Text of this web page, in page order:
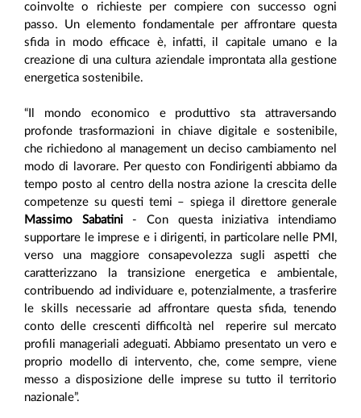
coinvolte o richieste per compiere con successo ogni
passo. Un elemento fondamentale per affrontare questa
sfida in modo efficace è, infatti, il capitale umano e la
creazione di una cultura aziendale improntata alla gestione
energetica sostenibile.
“Il mondo economico e produttivo sta attraversando
profonde trasformazioni in chiave digitale e sostenibile,
che richiedono al management un deciso cambiamento nel
modo di lavorare. Per questo con Fondirigenti abbiamo da
tempo posto al centro della nostra azione la crescita delle
competenze su questi temi – spiega il direttore generale
Massimo Sabatini - Con questa iniziativa intendiamo
supportare le imprese e i dirigenti, in particolare nelle PMI,
verso una maggiore consapevolezza sugli aspetti che
caratterizzano la transizione energetica e ambientale,
contribuendo ad individuare e, potenzialmente, a trasferire
le skills necessarie ad affrontare questa sfida, tenendo
conto delle crescenti difficoltà nel reperire sul mercato
profili manageriali adeguati. Abbiamo presentato un vero e
proprio modello di intervento, che, come sempre, viene
messo a disposizione delle imprese su tutto il territorio
nazionale”.